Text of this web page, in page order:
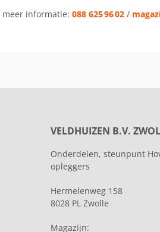
meer informatie: 088 625 96 02/
VELDHUIZEN B.V.
Onderdelen, steunpunt
opleggers
Hermelenweg 158
8028 PL Zwolle
Magazijn: